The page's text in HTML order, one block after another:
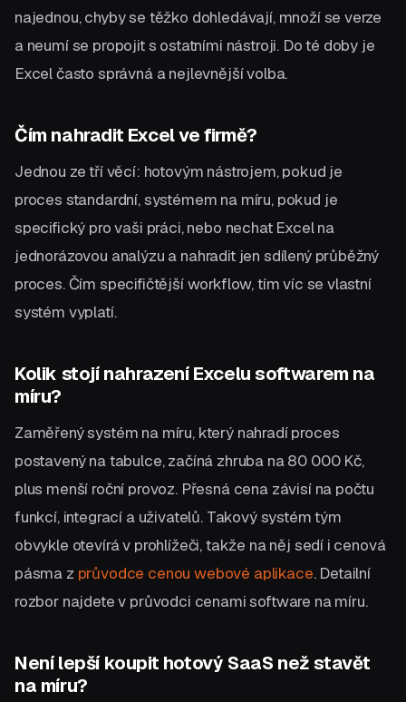
najednou, chyby se těžko dohledávají, množí se verze
a neumí se propojit s ostatními nástroji. Do té doby je
Excel často správná a nejlevnější volba.
Čím nahradit Excel ve firmě?
Jednou ze tří věcí: hotovým nástrojem, pokud je
proces standardní, systémem na míru, pokud je
specifický pro vaši práci, nebo nechat Excel na
jednorázovou analýzu a nahradit jen sdílený průběžný
proces. Čím specifičtější workflow, tím víc se vlastní
systém vyplatí.
Kolik stojí nahrazení Excelu softwarem na
míru?
Zaměřený systém na míru, který nahradí proces
postavený na tabulce, začíná zhruba na 80 000 Kč,
plus menší roční provoz. Přesná cena závisí na počtu
funkcí, integrací a uživatelů. Takový systém tým
obvykle otevírá v prohlížeči, takže na něj sedí i cenová
pásma z průvodce cenou webové aplikace. Detailní
rozbor najdete v průvodci cenami software na míru.
Není lepší koupit hotový SaaS než stavět
na míru?